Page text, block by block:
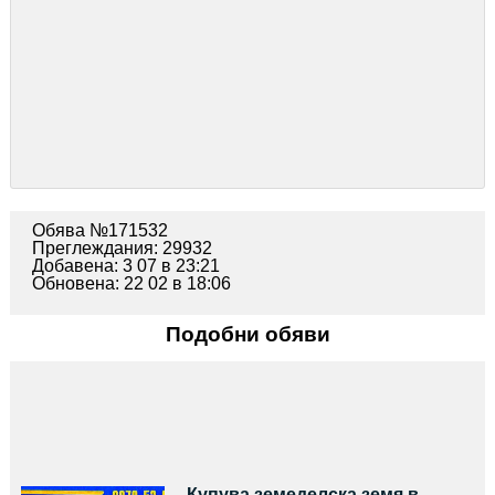
Обява №171532
Преглеждания: 29932
Добавена: 3 07 в 23:21
Обновена: 22 02 в 18:06
Подобни обяви